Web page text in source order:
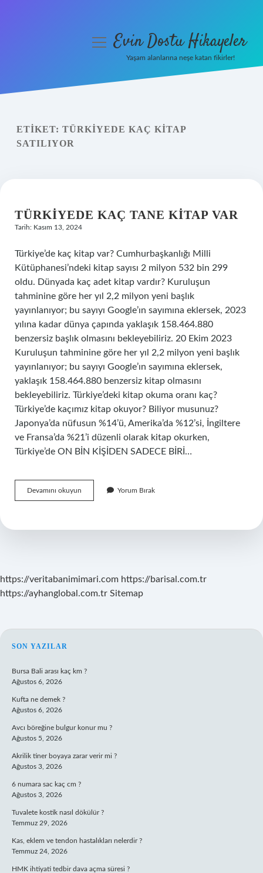
Yasal Uyarı
menüyüEvin Dostu Hikayeler
Yaşam alanlarına neşe katan fikirler!
ETIKET: TÜRKIYEDE KAÇ KITAP
SATILIYOR
TÜRKIYEDE KAÇ TANE KITAP VAR
Tarih: Kasım 13, 2024
Türkiye’de kaç kitap var? Cumhurbaşkanlığı Milli
Kütüphanesi’ndeki kitap sayısı 2 milyon 532 bin 299
oldu. Dünyada kaç adet kitap vardır? Kuruluşun
tahminine göre her yıl 2,2 milyon yeni başlık
yayınlanıyor; bu sayıyı Google’ın sayımına eklersek, 2023
yılına kadar dünya çapında yaklaşık 158.464.880
benzersiz başlık olmasını bekleyebiliriz. 20 Ekim 2023
Kuruluşun tahminine göre her yıl 2,2 milyon yeni başlık
yayınlanıyor; bu sayıyı Google’ın sayımına eklersek,
yaklaşık 158.464.880 benzersiz kitap olmasını
bekleyebiliriz. Türkiye’deki kitap okuma oranı kaç?
Türkiye’de kaçımız kitap okuyor? Biliyor musunuz?
Japonya’da nüfusun %14’ü, Amerika’da %12’si, İngiltere
ve Fransa’da %21’i düzenli olarak kitap okurken,
Türkiye’de ON BİN KİŞİDEN SADECE BİRİ…
Devamını okuyun Türkiyede
Kaç
Var
Yorum Bırak
https://veritabanimimari.com https://barisal.com.tr
https://ayhanglobal.com.tr Sitemap
SIDEBAR
SON YAZILAR
Bursa Bali arası kaç km ?
Ağustos 6, 2026
Kufta ne demek ?
Ağustos 6, 2026
Avcı böreğine bulgur konur mu ?
Ağustos 5, 2026
Akrilik tiner boyaya zarar verir mi ?
Ağustos 3, 2026
6 numara sac kaç cm ?
Ağustos 3, 2026
Tuvalete kostik nasıl dökülür ?
Temmuz 29, 2026
Kas, eklem ve tendon hastalıkları nelerdir ?
Temmuz 24, 2026
HMK ihtiyati tedbir dava açma süresi ?